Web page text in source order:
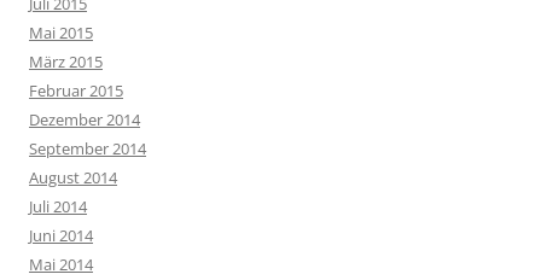
Mai 2015
März 2015
Februar 2015
Dezember 2014
September 2014
August 2014
Juli 2014
Juni 2014
Mai 2014